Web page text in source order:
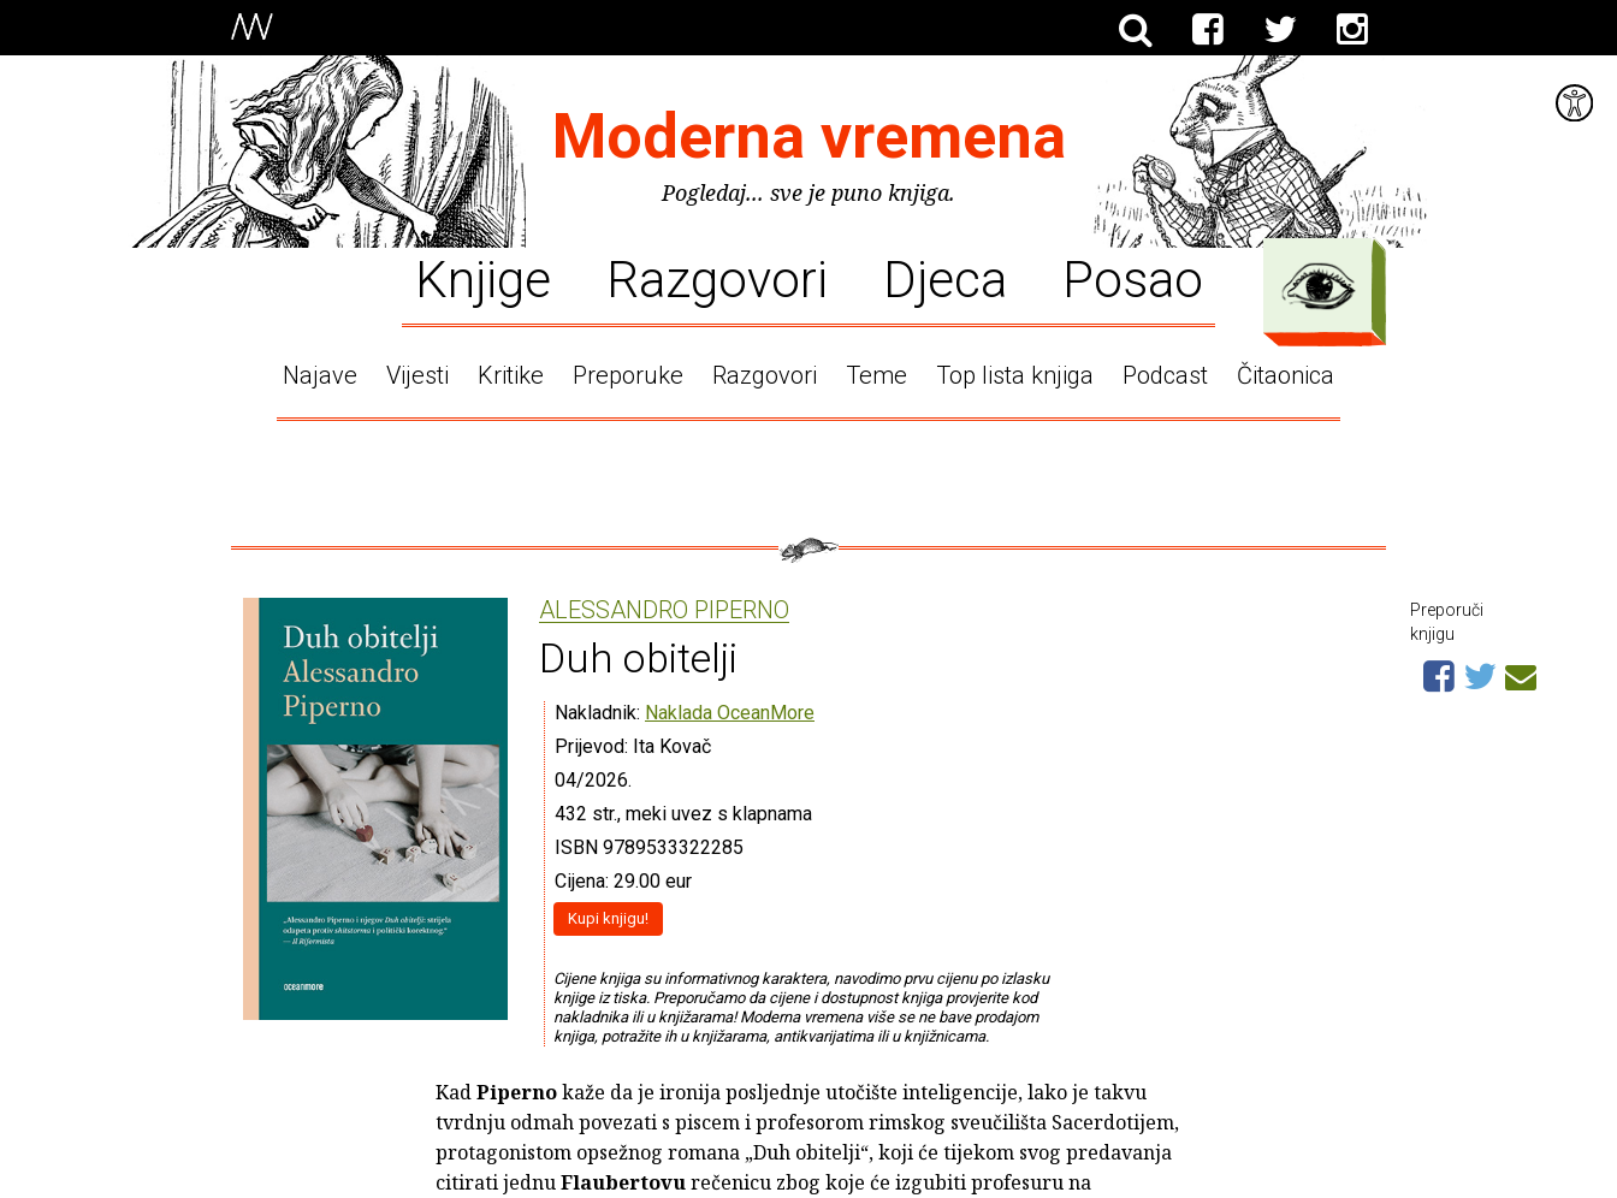
Moderna vremena
Pogledaj... sve je puno knjiga.
Knjige Razgovori Djeca Posao
Najave Vijesti Kritike Preporuke Razgovori Teme Top lista knjiga Podcast Čitaonica
ALESSANDRO PIPERNO
Duh obitelji
Nakladnik: Naklada OceanMore
Prijevod: Ita Kovač
04/2026.
432 str., meki uvez s klapnama
ISBN 9789533322285
Cijena: 29.00 eur
Kupi knjigu!
Cijene knjiga su informativnog karaktera, navodimo prvu cijenu po izlasku
knjige iz tiska. Preporučamo da cijene i dostupnost knjiga provjerite kod
nakladnika ili u knjižarama! Moderna vremena više se ne bave prodajom
knjiga, potražite ih u knjižarama, antikvarijatima ili u knjižnicama.
KadPipernokaže da je ironija posljednje utočište inteligencije, lako je takvu
tvrdnju odmah povezati s piscem i profesorom rimskog sveučilišta Sacerdotijem,
protagonistom opsežnog romana „Duh obitelji“, koji će tijekom svog predavanja
citirati jednuFlaubertovurečenicu zbog koje će izgubiti profesuru na
Preporuči
knjigu